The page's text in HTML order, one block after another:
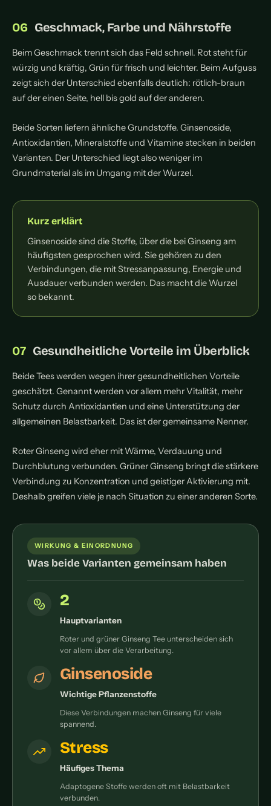
Geschmack, Farbe und Nährstoffe
Beim Geschmack trennt sich das Feld schnell. Rot steht für
würzig und kräftig, Grün für frisch und leichter. Beim Aufguss
zeigt sich der Unterschied ebenfalls deutlich: rötlich-braun
auf der einen Seite, hell bis gold auf der anderen.
Beide Sorten liefern ähnliche Grundstoffe. Ginsenoside,
Antioxidantien, Mineralstoffe und Vitamine stecken in beiden
Varianten. Der Unterschied liegt also weniger im
Grundmaterial als im Umgang mit der Wurzel.
Kurz erklärt
Ginsenoside sind die Stoffe, über die bei Ginseng am
häufigsten gesprochen wird. Sie gehören zu den
Verbindungen, die mit Stressanpassung, Energie und
Ausdauer verbunden werden. Das macht die Wurzel
so bekannt.
Gesundheitliche Vorteile im Überblick
Beide Tees werden wegen ihrer gesundheitlichen Vorteile
geschätzt. Genannt werden vor allem mehr Vitalität, mehr
Schutz durch Antioxidantien und eine Unterstützung der
allgemeinen Belastbarkeit. Das ist der gemeinsame Nenner.
Roter Ginseng wird eher mit Wärme, Verdauung und
Durchblutung verbunden. Grüner Ginseng bringt die stärkere
Verbindung zu Konzentration und geistiger Aktivierung mit.
Deshalb greifen viele je nach Situation zu einer anderen Sorte.
WIRKUNG & EINORDNUNG
Was beide Varianten gemeinsam haben
2
Hauptvarianten
Roter und grüner Ginseng Tee unterscheiden sich
vor allem über die Verarbeitung.
Ginsenoside
Wichtige Pflanzenstoffe
Diese Verbindungen machen Ginseng für viele
spannend.
Stress
Häufiges Thema
Adaptogene Stoffe werden oft mit Belastbarkeit
verbunden.